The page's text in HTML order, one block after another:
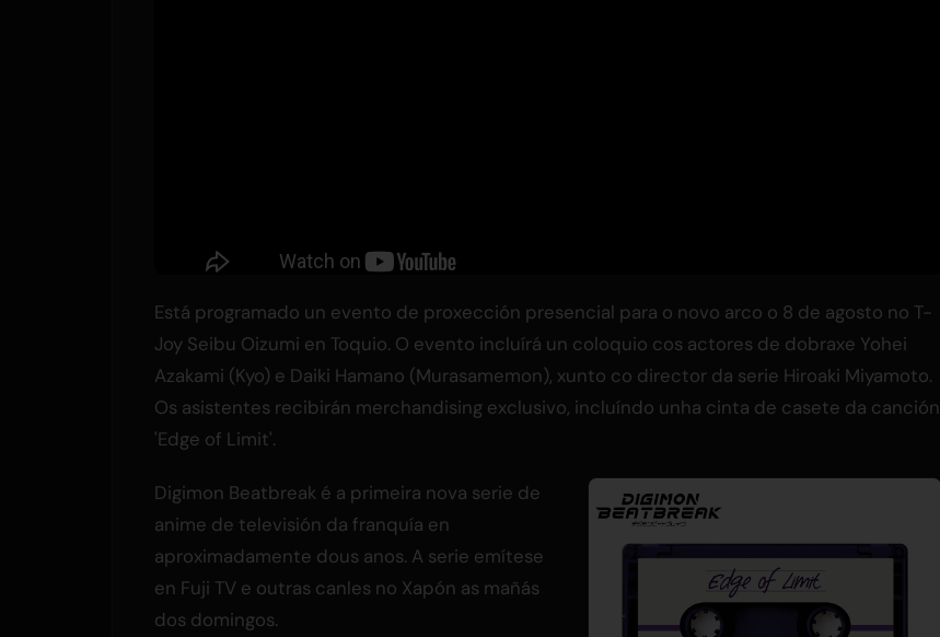
Está programado un evento de proxección presencial para o novo arco o 8 de agosto no T-
Joy Seibu Oizumi en Toquio. O evento incluírá un coloquio cos actores de dobraxe Yohei
Azakami (Kyo) e Daiki Hamano (Murasamemon), xunto co director da serie Hiroaki Miyamoto.
Os asistentes recibirán merchandising exclusivo, incluíndo unha cinta de casete da canción
'Edge of Limit'.
Digimon Beatbreak é a primeira nova serie de
anime de televisión da franquía en
aproximadamente dous anos. A serie emítese
en Fuji TV e outras canles no Xapón as mañás
dos domingos.